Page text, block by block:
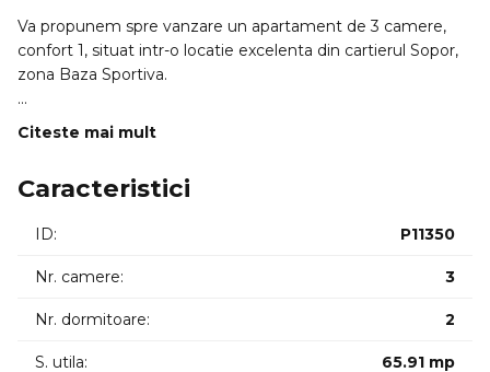
Va propunem spre vanzare un apartament de 3 camere,
confort 1, situat intr-o locatie excelenta din cartierul Sopor,
zona Baza Sportiva.
PROFILUL CUMPARATORULUI IDEAL:
un venit de 1000 Euro/luna, cu posibilitatea preluarii
rapid catre polurile de business si zonele de agrement. Este
locuinta ideala pentru cei care apreciaza designul modern,
Proprietatea este pozitionata strategic, oferind acces rapid
Citeste mai mult
Caracteristici
ID: P11350
Nr. camere: 3
Nr. dormitoare: 2
S. utila: 65.91 mp